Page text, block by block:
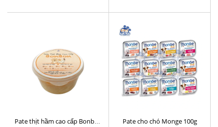
Pate thịt hầm cao cấp Bonbon Pate cho chó Monge 100g